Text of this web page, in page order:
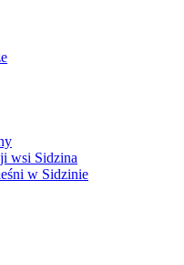
wsi Sidzina
w Sidzinie